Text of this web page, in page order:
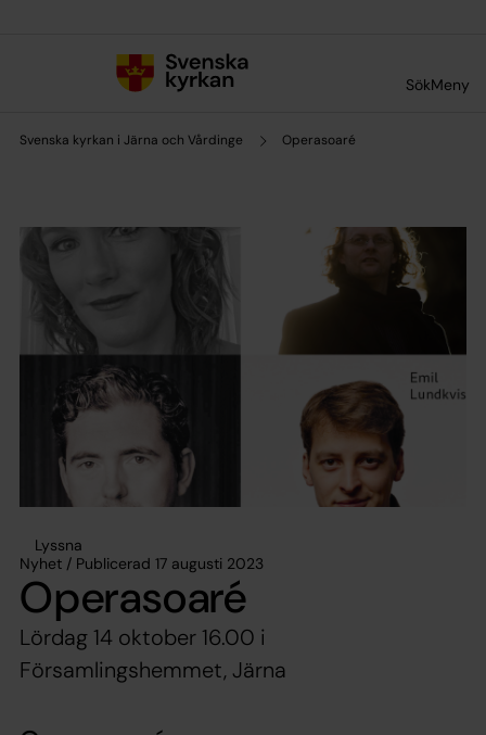
SökMeny
Svenska kyrkan i Järna och Vårdinge Operasoaré
Lyssna
Nyhet / Publicerad 17 augusti 2023
Operasoaré
Lördag 14 oktober 16.00 i
Församlingshemmet, Järna